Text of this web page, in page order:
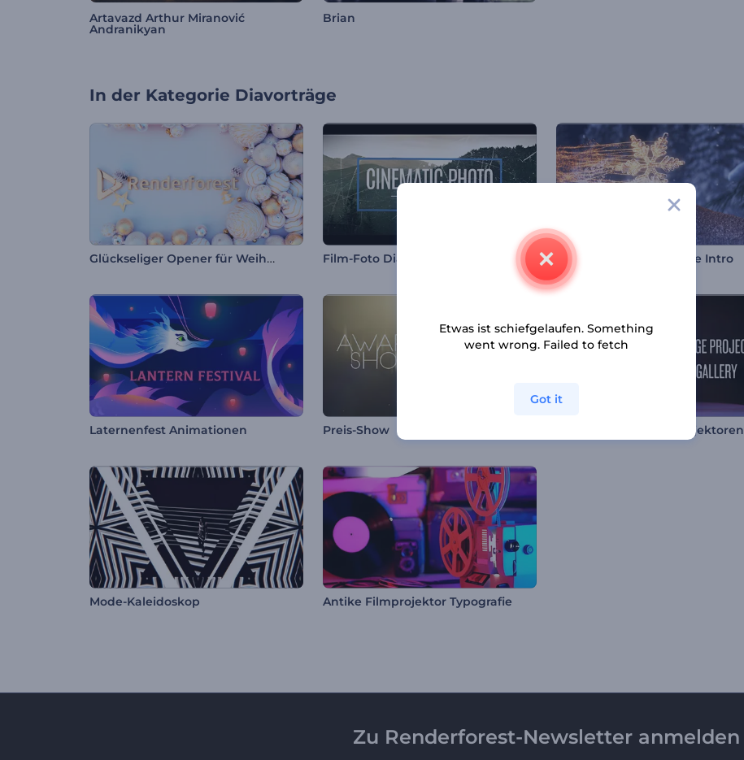
Artavazd Arthur Miranović
Andranikyan
Brian
In der Kategorie Diavorträge
Glückseliger Opener für Weihnachten Film-Foto Diashow Glitzernde Schneeflocke Intro
Laternenfest Animationen Preis-Show Galerie für Vintage-Projektoren
Mode-Kaleidoskop Antike Filmprojektor Typografie
Zu Renderforest-Newsletter anmelden
Etwas ist schiefgelaufen. Something
went wrong. Failed to fetch
Got it